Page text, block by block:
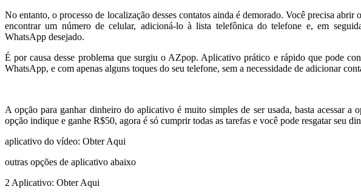
No entanto, o processo de localização desses contatos ainda é demorado. Você precisa abrir
encontrar um número de celular, adicioná-lo à lista telefônica do telefone e, em
WhatsApp desejado.
É por causa desse problema que surgiu o AZpop. Aplicativo prático e rápido que pode
WhatsApp, e com apenas alguns toques do seu telefone, sem a necessidade de adicionar
A opção para ganhar dinheiro do aplicativo é muito simples de ser usada, basta acessar a
opção indique e ganhe R$50, agora é só cumprir todas as tarefas e você pode resgatar seu
aplicativo do vídeo: Obter Aqui
outras opções de aplicativo abaixo
2 Aplicativo: Obter Aqui